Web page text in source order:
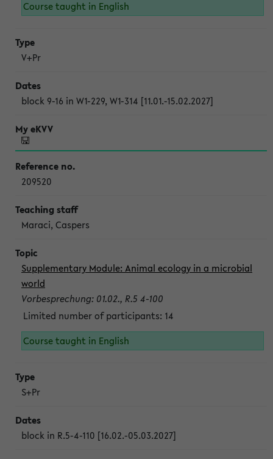
Course taught in English
V+Pr
block 9-16 in W1-229, W1-314 [11.01.-15.02.2027]
209520
Maraci, Caspers
Supplementary Module: Animal ecology in a microbial
world
Vorbesprechung: 01.02., R.5 4-100
Limited number of participants: 14
Course taught in English
S+Pr
block in R.5-4-110 [16.02.-05.03.2027]